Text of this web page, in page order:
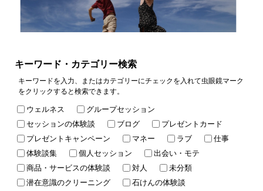
キーワード・カテゴリー検索
キーワードを入力、またはカテゴリーにチェックを入れて虫眼鏡マーク
をクリックすると検索できます。
ウェルネス
グループセッション
セッションの体験談
ブログ
プレゼントカード
プレゼントキャンペーン
マネー ラブ
仕事
体験談集
個人セッション
出会い・モテ
商品・サービスの体験談
対人
未分類
潜在意識のクリーニング
石けんの体験談